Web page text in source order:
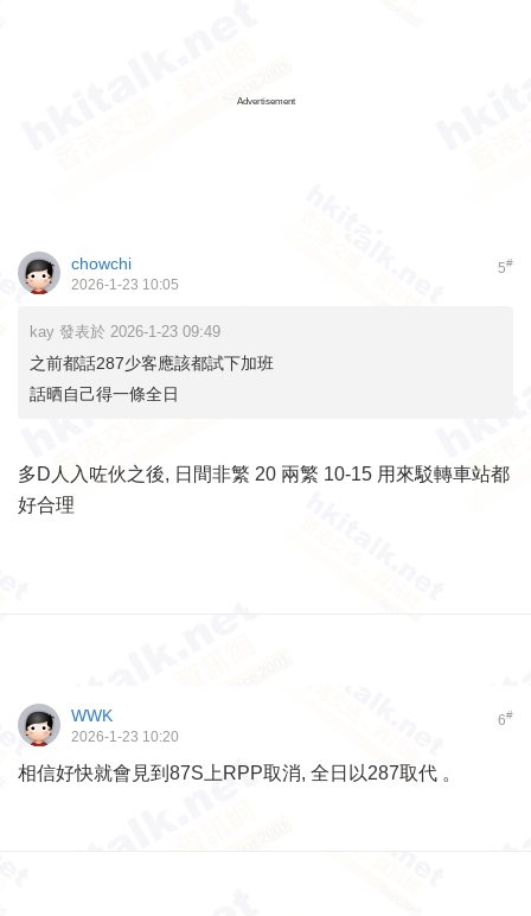
Advertisement
5#
chowchi
2026-1-23 10:05
kay 發表於 2026-1-23 09:49
之前都話287少客應該都試下加班
話晒自己得一條全日
多D人入咗伙之後, 日間非繁 20 兩繁 10-15 用來駁轉車站都
好合理
6#
WWK
2026-1-23 10:20
相信好快就會見到87S上RPP取消, 全日以287取代 。